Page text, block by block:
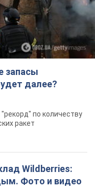
запасы
далее?
по количеству
ракет
Wildberries:
Фото и видео